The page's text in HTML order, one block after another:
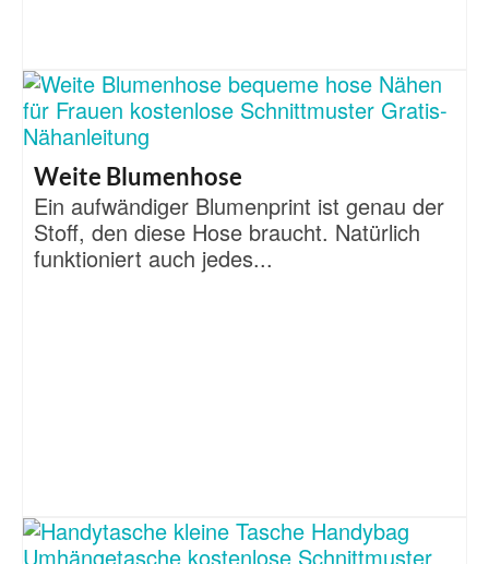
Weite Blumenhose
Ein aufwändiger Blumenprint ist genau der
Stoff, den diese Hose braucht. Natürlich
funktioniert auch jedes...